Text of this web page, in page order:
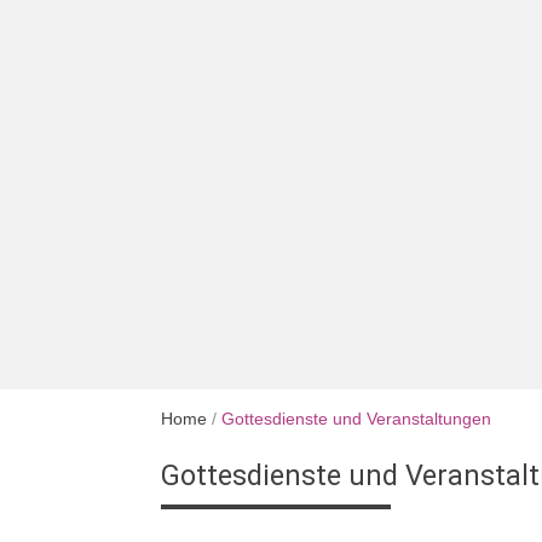
Home / Gottesdienste und Veranstaltungen
Gottesdienste und